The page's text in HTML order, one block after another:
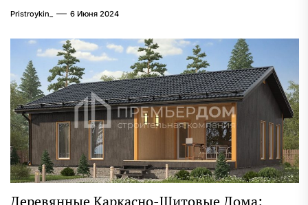
Pristroykin_ 6 Июня 2024
Деревянные Каркасно-Щитовые Дома: